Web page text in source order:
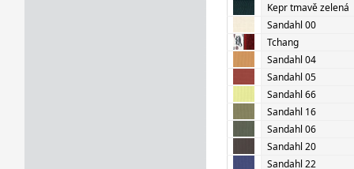
Kepr tmavě zelená
Sandahl 00
Tchang
Sandahl 04
Sandahl 05
Sandahl 66
Sandahl 16
Sandahl 06
Sandahl 20
Sandahl 22